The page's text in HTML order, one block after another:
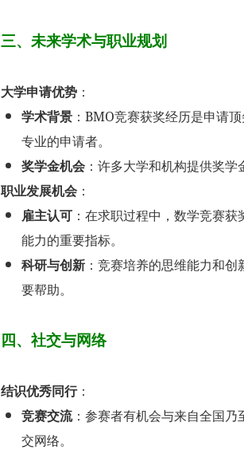
三、未来学术与职业规划
大学申请优势 ：
学术背景：BMO竞赛获奖经历是申请
专业的申请者。
奖学金机会：许多大学和机构提供奖学
职业发展机会 ：
雇主认可：在求职过程中，数学竞赛
能力的重要指标。
科研与创新：竞赛培养的思维能力和创
要帮助。
四、社交与网络
结识优秀同行：
竞赛交流：参赛者有机会与来自全国
交网络。